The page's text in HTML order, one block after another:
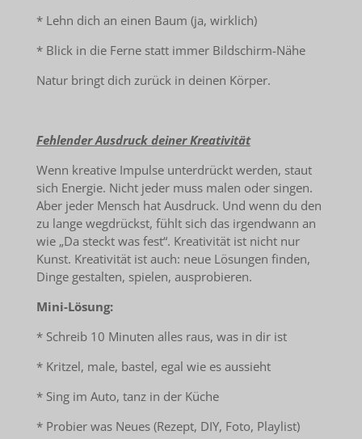
* Lehn dich an einen Baum (ja, wirklich)
* Blick in die Ferne statt immer Bildschirm-Nähe
Natur bringt dich zurück in deinen Körper.
Fehlender Ausdruck deiner Kreativität
Wenn kreative Impulse unterdrückt werden, staut
sich Energie. Nicht jeder muss malen oder singen.
Aber jeder Mensch hat Ausdruck. Und wenn du den
zu lange wegdrückst, fühlt sich das irgendwann an
wie „Da steckt was fest“. Kreativität ist nicht nur
Kunst. Kreativität ist auch: neue Lösungen finden,
Dinge gestalten, spielen, ausprobieren.
Mini-Lösung:
* Schreib 10 Minuten alles raus, was in dir ist
* Kritzel, male, bastel, egal wie es aussieht
* Sing im Auto, tanz in der Küche
* Probier was Neues (Rezept, DIY, Foto, Playlist)